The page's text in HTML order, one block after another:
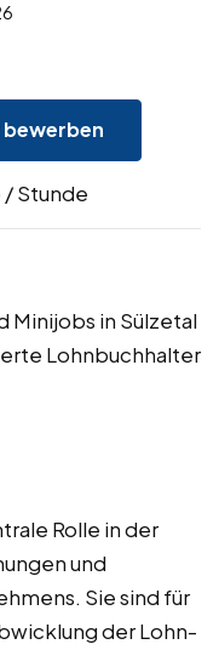
/ Stunde
Minijobs in Sülzetal
Lohnbuchhalter
Rolle in der
und
Sie sind für
der Lohn-